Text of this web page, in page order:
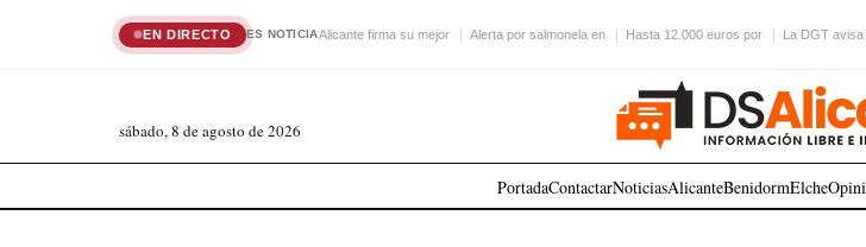
EN DIRECTO ES NOTICIAAlicante firma su mejor Alerta por salmonela en Hasta 12.000 euros por La DGT avisa
sábado, 8 de agosto de 2026
PortadaContactarNoticiasAlicanteBenidormElche